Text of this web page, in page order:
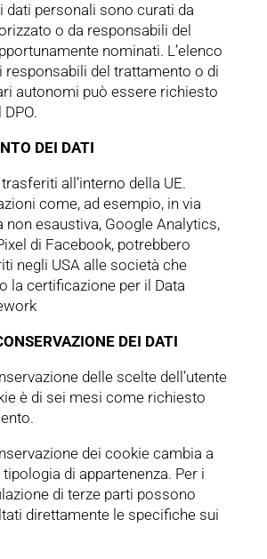
dati personali sono curati da
o da responsabili del
nominati. L’elenco
responsabili del trattamento o di
autonomi può essere richiesto
DEI DATI
all’interno della UE.
come, ad esempio, in via
non esaustiva, Google Analytics,
di Facebook, potrebbero
negli USA alle società che
la certificazione per il Data
DEI DATI
delle scelte dell’utente
è di sei mesi come richiesto
dei cookie cambia a
di appartenenza. Per i
di terze parti possono
direttamente le specifiche sui